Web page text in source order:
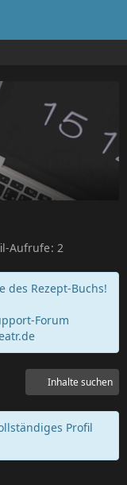
Aufrufe 2
des Rezept-Buchs!
Forum
Inhalte suchen
Profil